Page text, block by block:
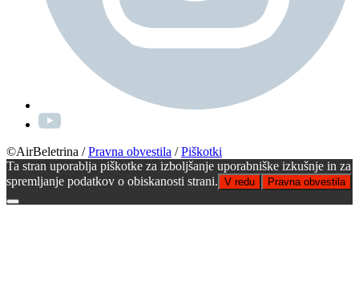
©AirBeletrina /Pravna obvestila /Piškotki
Ta stran uporablja piškotke za izboljšanje uporabniške izkušnje in za
spremljanje podatkov o obiskanosti strani. V redu Pravna obvestila